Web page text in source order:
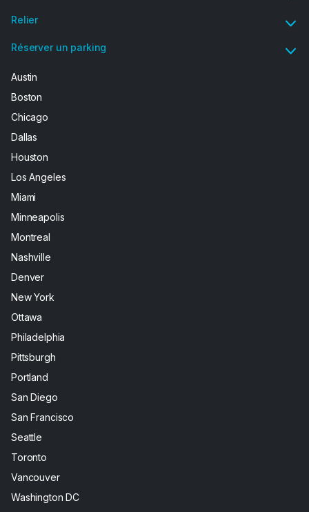
Relier
Réserver un parking
Austin
Boston
Chicago
Dallas
Houston
Los Angeles
Miami
Minneapolis
Montreal
Nashville
Denver
New York
Ottawa
Philadelphia
Pittsburgh
Portland
San Diego
San Francisco
Seattle
Toronto
Vancouver
Washington DC